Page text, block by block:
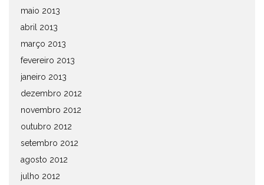
maio 2013
abril 2013
março 2013
fevereiro 2013
janeiro 2013
dezembro 2012
novembro 2012
outubro 2012
setembro 2012
agosto 2012
julho 2012